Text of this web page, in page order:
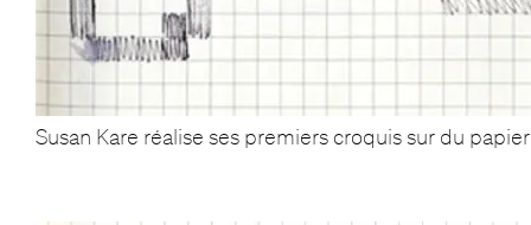
Susan Kare réalise ses premiers croquis sur du